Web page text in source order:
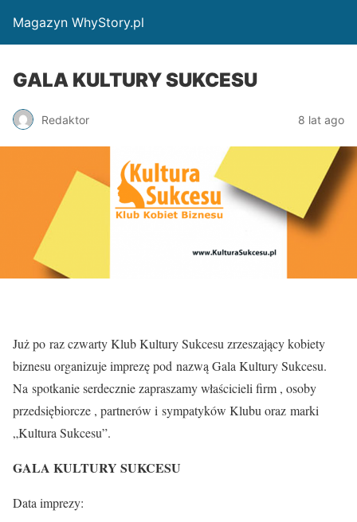
Magazyn WhyStory.pl
GALA KULTURY SUKCESU
Redaktor 8 lat ago
Już po raz czwarty Klub Kultury Sukcesu zrzeszający kobiety
biznesu organizuje imprezę pod nazwą Gala Kultury Sukcesu.
Na spotkanie serdecznie zapraszamy właścicieli firm , osoby
przedsiębiorcze , partnerów i sympatyków Klubu oraz marki
„Kultura Sukcesu”.
GALA KULTURY SUKCESU
Data imprezy: